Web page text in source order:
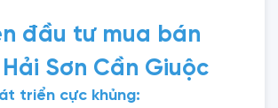
đầu tư mua bán
Sơn Cần Giuộc
triển cực khủng: